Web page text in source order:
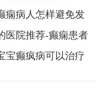
痫病人怎样避免发
医院推荐-癫痫患者
宝癫疯病可以治疗